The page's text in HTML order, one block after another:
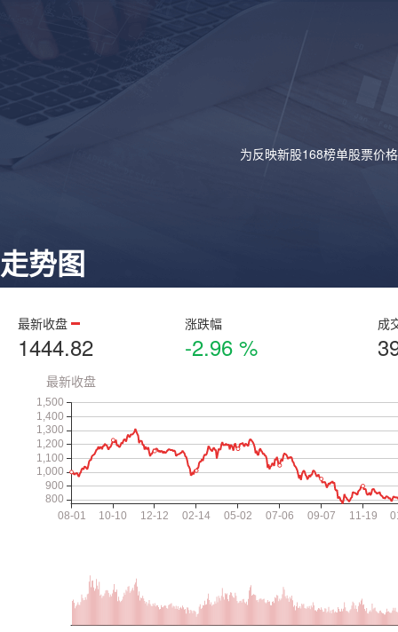
为反映新股168榜单股票价
走势图
最新收盘
1444.82
涨跌幅
-2.96 %
成